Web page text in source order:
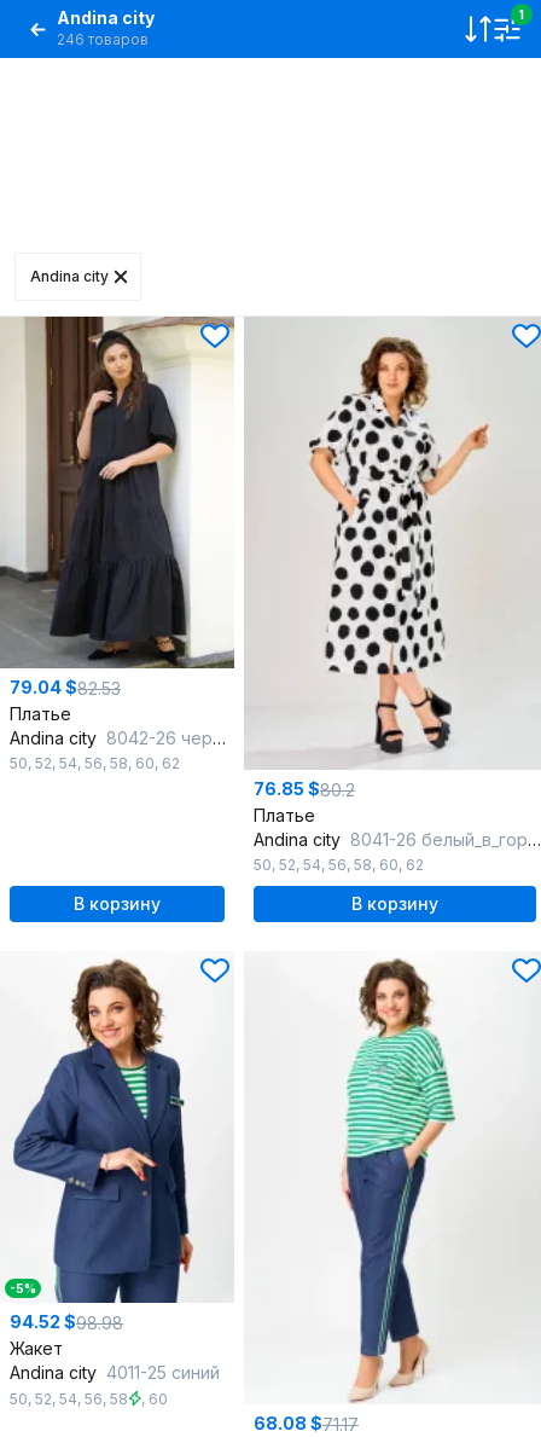
Andina city
246 товаров
1
Andina city
79.04 $82.53
Платье
Andina city 8042-26 черный
50, 52, 54, 56, 58, 60, 62
В корзину
76.85 $80.2
Платье
Andina city 8041-26 белый_в_горох
50, 52, 54, 56, 58, 60, 62
В корзину
-5%
94.52 $98.98
Жакет
Andina city 4011-25 синий
50, 52, 54, 56, 58 , 60
68.08 $71.17